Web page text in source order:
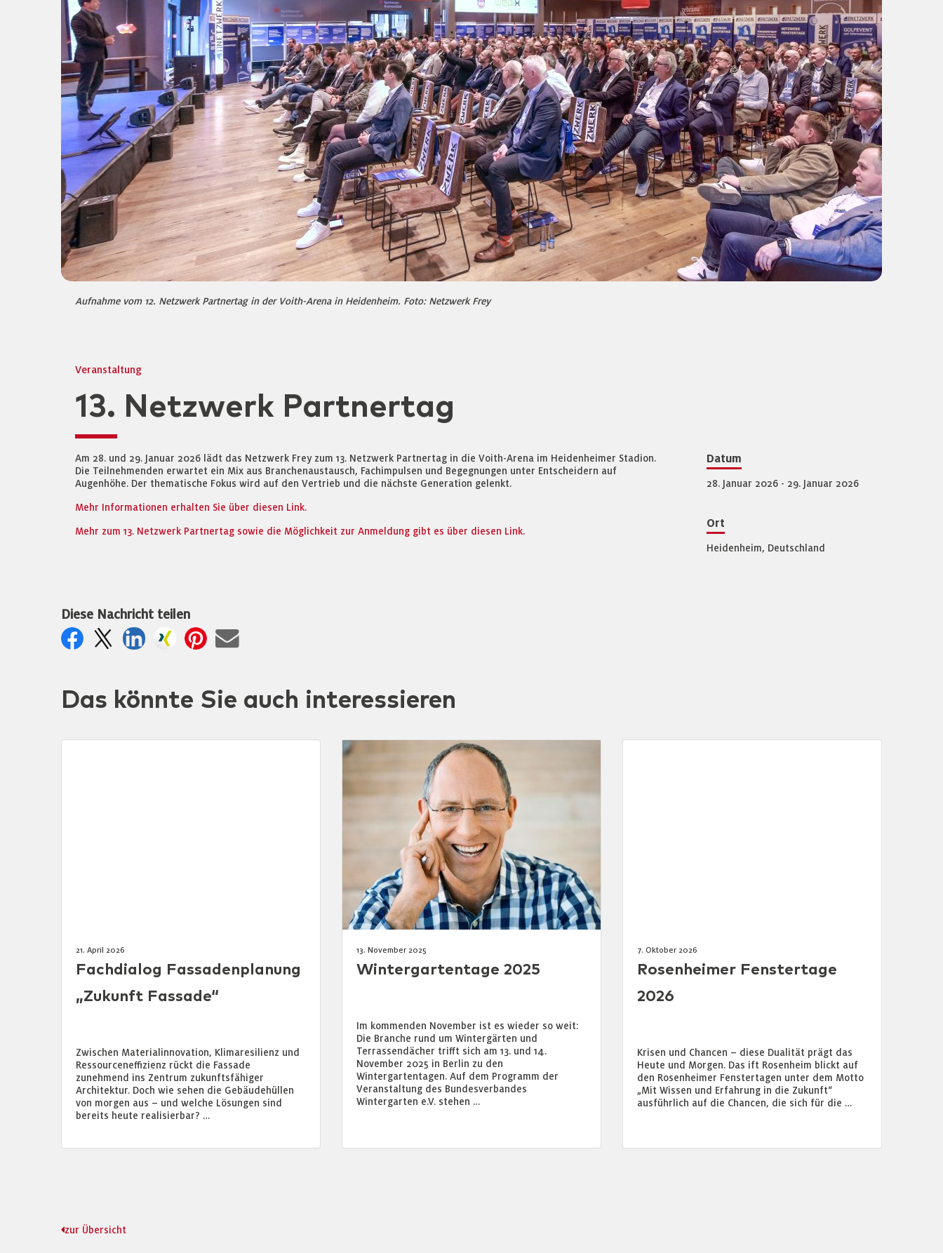
Aufnahme vom 12. Netzwerk Partnertag in der Voith-Arena in Heidenheim. Foto: Netzwerk Frey
Veranstaltung
13. Netzwerk Partnertag
Am 28. und 29. Januar 2026 lädt das Netzwerk Frey zum 13. Netzwerk Partnertag in die Voith-Arena im Heidenheimer Stadion.
Die Teilnehmenden erwartet ein Mix aus Branchenaustausch, Fachimpulsen und Begegnungen unter Entscheidern auf
Augenhöhe. Der thematische Fokus wird auf den Vertrieb und die nächste Generation gelenkt.
Mehr Informationen erhalten Sie über diesen Link.
Mehr zum 13. Netzwerk Partnertag sowie die Möglichkeit zur Anmeldung gibt es über diesen Link.
Datum
28. Januar 2026 - 29. Januar 2026
Ort
Heidenheim, Deutschland
Diese Nachricht teilen
Das könnte Sie auch interessieren
21. April 2026
Fachdialog Fassadenplanung
„Zukunft Fassade“
Zwischen Materialinnovation, Klimaresilienz und
Ressourceneffizienz rückt die Fassade
zunehmend ins Zentrum zukunftsfähiger
Architektur. Doch wie sehen die Gebäudehüllen
von morgen aus – und welche Lösungen sind
bereits heute realisierbar? …
13. November 2025
Wintergartentage 2025
Im kommenden November ist es wieder so weit:
Die Branche rund um Wintergärten und
Terrassendächer trifft sich am 13. und 14.
November 2025 in Berlin zu den
Wintergartentagen. Auf dem Programm der
Veranstaltung des Bundesverbandes
Wintergarten e.V. stehen …
7. Oktober 2026
Rosenheimer Fenstertage
2026
Krisen und Chancen – diese Dualität prägt das
Heute und Morgen. Das ift Rosenheim blickt auf
den Rosenheimer Fenstertagen unter dem Motto
„Mit Wissen und Erfahrung in die Zukunft“
ausführlich auf die Chancen, die sich für die …
zur Übersicht